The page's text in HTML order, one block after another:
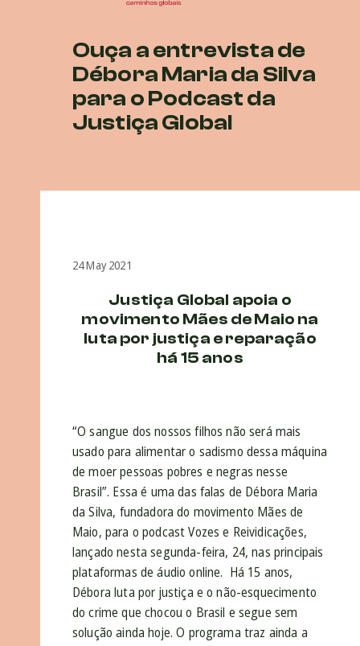
Ouça a entrevista de
Débora Maria da Silva
para o Podcast da
Justiça Global
24 May 2021
Justiça Global apoia o
movimento Mães de Maio na
luta por justiça e reparação
há 15 anos
“O sangue dos nossos filhos não será mais
usado para alimentar o sadismo dessa máquina
de moer pessoas pobres e negras nesse
Brasil”. Essa é uma das falas de Débora Maria
da Silva, fundadora do movimento Mães de
Maio, para o podcast Vozes e Reividicações,
lançado nesta segunda-feira, 24, nas principais
plataformas de áudio online. Há 15 anos,
Débora luta por justiça e o não-esquecimento
do crime que chocou o Brasil e segue sem
solução ainda hoje. O programa traz ainda a